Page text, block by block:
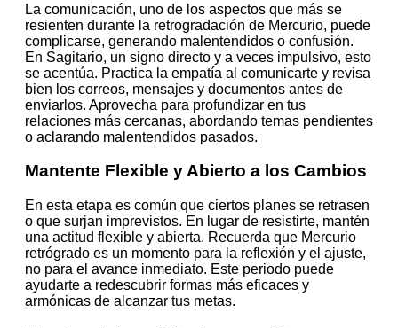
La comunicación, uno de los aspectos que más se
resienten durante la retrogradación de Mercurio, puede
complicarse, generando malentendidos o confusión.
En Sagitario, un signo directo y a veces impulsivo, esto
se acentúa. Practica la empatía al comunicarte y revisa
bien los correos, mensajes y documentos antes de
enviarlos. Aprovecha para profundizar en tus
relaciones más cercanas, abordando temas pendientes
o aclarando malentendidos pasados.
Mantente Flexible y Abierto a los Cambios
En esta etapa es común que ciertos planes se retrasen
o que surjan imprevistos. En lugar de resistirte, mantén
una actitud flexible y abierta. Recuerda que Mercurio
retrógrado es un momento para la reflexión y el ajuste,
no para el avance inmediato. Este periodo puede
ayudarte a redescubrir formas más eficaces y
armónicas de alcanzar tus metas.